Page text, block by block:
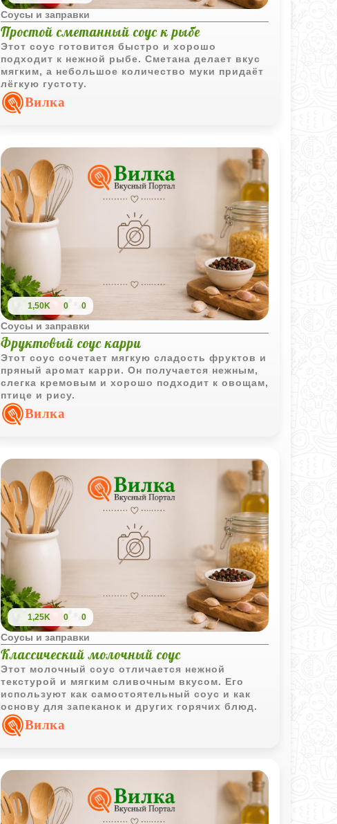
Соусы и заправки
Простой сметанный соус к рыбе
Этот соус готовится быстро и хорошо
подходит к нежной рыбе. Сметана делает вкус
мягким, а небольшое количество муки придаёт
лёгкую густоту.
Вилка
1,50K 0 0
Соусы и заправки
Фруктовый соус карри
Этот соус сочетает мягкую сладость фруктов и
пряный аромат карри. Он получается нежным,
слегка кремовым и хорошо подходит к овощам,
птице и рису.
Вилка
1,25K 0 0
Соусы и заправки
Классический молочный соус
Этот молочный соус отличается нежной
текстурой и мягким сливочным вкусом. Его
используют как самостоятельный соус и как
основу для запеканок и других горячих блюд.
Вилка